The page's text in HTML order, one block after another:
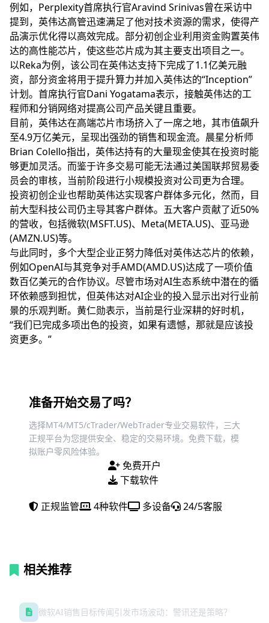
例如，Perplexity首席执行官Aravind Srinivas曾在采访中
提到，英伟达高管迅速满足了他对技术资源的需求，使得产
品演示优化得以高效完成。部分初创企业利用资金购置英伟
达的高性能芯片，使这些芯片成为其主要支出项目之一。
以Reka为例，该公司在英伟达支持下完成了1.1亿美元融
资，部分资金将用于提升算力并加入英伟达的“Inception”
计划。首席执行官Dani Yogatama表示，接触英伟达的工
程师和分销网络对提高公司产品关键且重要。
目前，英伟达在高端芯片市场挤入了一席之地，其市值飙升
至4.9万亿美元，呈现出强劲的销售和现金流。晨星分析师
Brian Colello指出，英伟达持有的大量现金使其在投资时能
够更加灵活。而鉴于许多交易可能无法通过美国联邦贸易委
员会的审核，当前阶段进行小规模投资对公司更为合理。
投资初创企业也帮助英伟达实现客户群体多元化，然而，目
前大型科技公司仍主导其客户群体。五大客户贡献了近50%
的营收，包括微软(MSFT.US)、Meta(META.US)、亚马逊
(AMZN.US)等。
与此同时，多个大型企业正努力降低对英伟达芯片的依赖，
例如OpenAI与其竞争对手AMD(AMD.US)达成了一项价值
数百亿美元的合作协议。尽管市场对AI生态系统中潜在的循
环依赖感到担忧，但英伟达对AI企业的投入显示出对行业前
景的乐观判断。黄仁勋表示，当前是行业深耕的好时机，
“我们已完成多项出色的投资，如果有遗憾，那就是应该投
资更多。”
准备开始交易了吗？
选择MT4/MT5/cTrader/WebTrader专业交易软件，三大
正规平台为您提供安全、稳定的交易环境。免费下载，模
拟账户零风险体验。
免费开户
下载软件
正规监管
4种软件 多设备 24/5客服
相关推荐
微软AI销售目标传闻引发市场波动：警讯还是策略？